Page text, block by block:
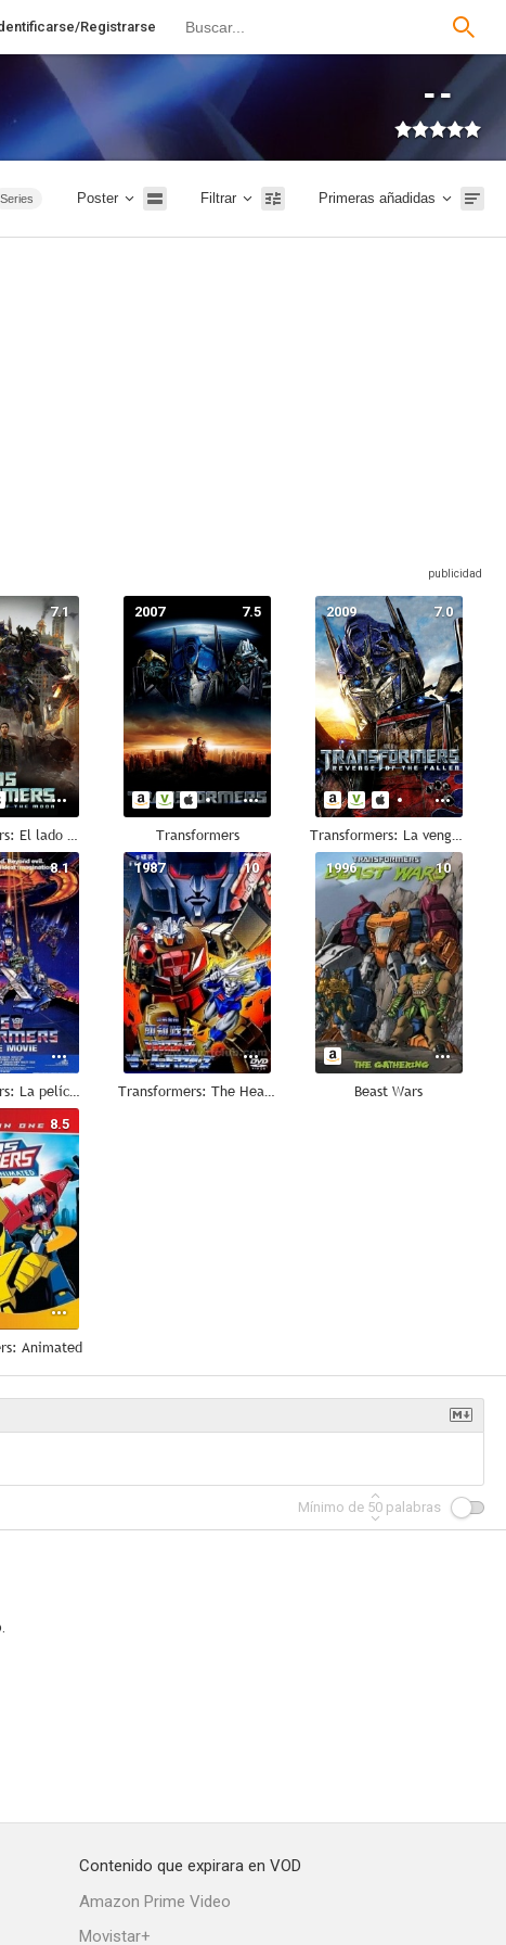
Registrarse
--
Series Poster Filtrar Primeras añadidas
7.1
Transformers: El lado oscuro de la luna
7.5
2007
Transformers
7.0
2009
Transformers: La venganza de los caídos
8.1
Transformers: La película
10
1987
Transformers: The Headmasters
10
1996
Beast Wars
8.5
Animated
Mínimo de 50 palabras
Contenido que expirara en VOD
Amazon Prime Video
Movistar+